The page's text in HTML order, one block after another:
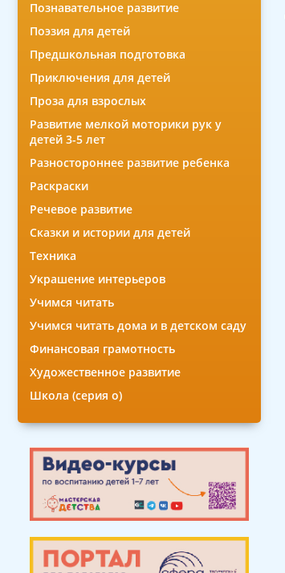
Познавательное развитие
Поэзия для детей
Предшкольная подготовка
Приключения для детей
Проза для взрослых
Развитие мелкой моторики рук у
детей 3-5 лет
Разностороннее развитие ребенка
Раскраски
Речевое развитие
Сказки и истории для детей
Техника
Украшение интерьеров
Учимся читать
Учимся читать дома и в детском саду
Финансовая грамотность
Художественное развитие
Школа (серия о)